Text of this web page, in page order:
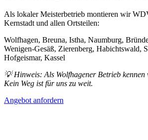
Als lokaler Meisterbetrieb montieren wir
Kernstadt und allen Ortsteilen:
Wolfhagen, Breuna, Istha, Naumburg,
Wenigen-Gesäß, Zierenberg, Habichtswald,
Hofgeismar, Kassel
💡 Hinweis: Als Wolfhagener Betrieb
Kein Weg ist für uns zu weit.
Angebot anfordern